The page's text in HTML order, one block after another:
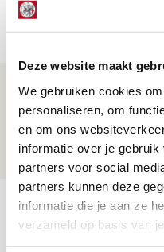
Deze website maakt
We gebruiken cookies
personaliseren, om
en om ons
informatie over je
partners voor social
partners kunnen deze
informatie die je aan ze
verzameld op basis van
Ter Stegen over
leidersrol bij Ajax
05 AUGUSTUS 2026 - 20:00
NIEUWS
Míchels elf: zie
aanwinsten in